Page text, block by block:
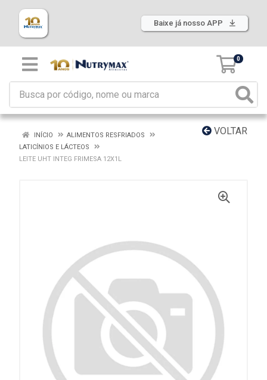
Baixe já nosso APP
0
VOLTAR
INÍCIO
ALIMENTOS RESFRIADOS
LATICÍNIOS E LÁCTEOS
LEITE UHT INTEG FRIMESA 12X1L